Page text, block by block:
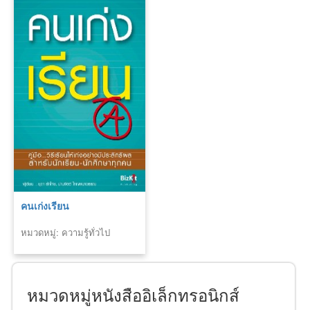
คนเก่งเรียน
หมวดหมู่: ความรู้ทั่วไป
หมวดหมู่หนังสืออิเล็กทรอนิกส์